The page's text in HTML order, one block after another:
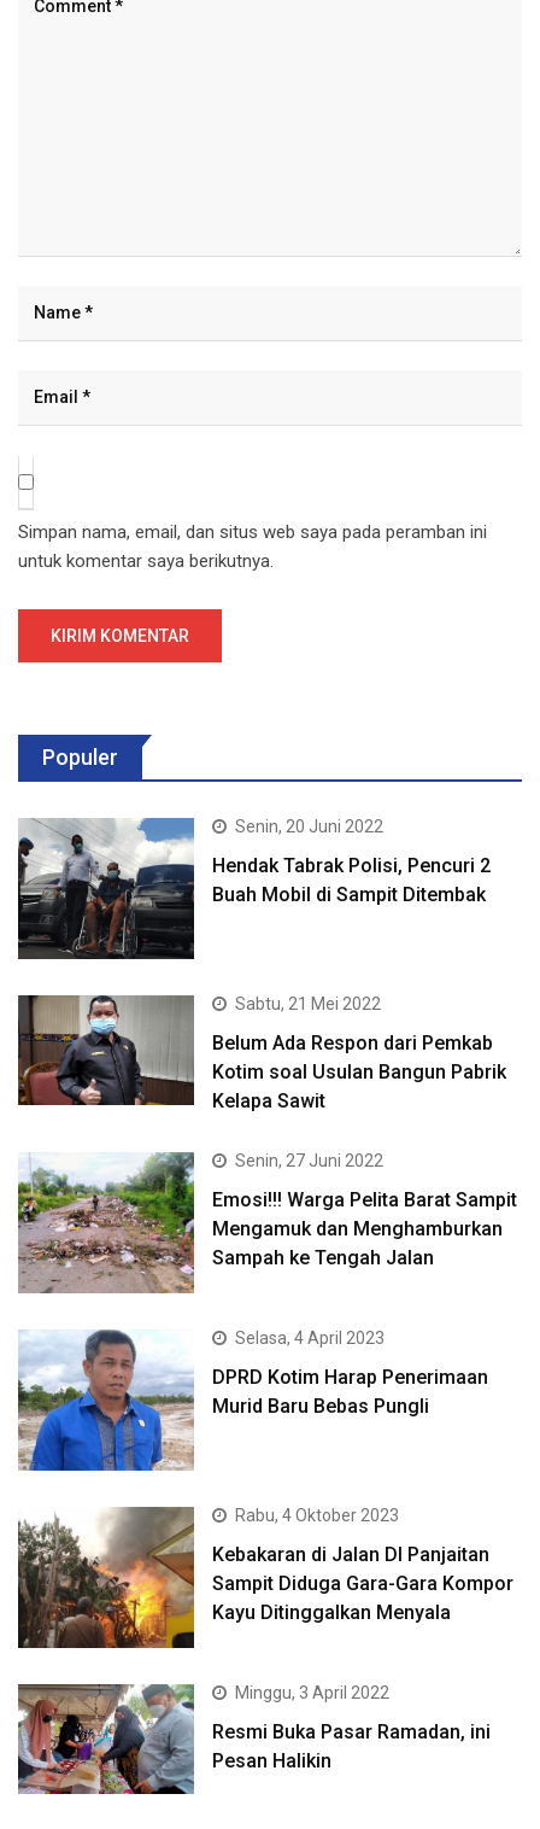
Simpan nama, email, dan situs web saya pada peramban ini
untuk komentar saya berikutnya.
Populer
Senin, 20 Juni 2022
Hendak Tabrak Polisi, Pencuri 2
Buah Mobil di Sampit Ditembak
Sabtu, 21 Mei 2022
Belum Ada Respon dari Pemkab
Kotim soal Usulan Bangun Pabrik
Kelapa Sawit
Senin, 27 Juni 2022
Emosi!!! Warga Pelita Barat Sampit
Mengamuk dan Menghamburkan
Sampah ke Tengah Jalan
Selasa, 4 April 2023
DPRD Kotim Harap Penerimaan
Murid Baru Bebas Pungli
Rabu, 4 Oktober 2023
Kebakaran di Jalan DI Panjaitan
Sampit Diduga Gara-Gara Kompor
Kayu Ditinggalkan Menyala
Minggu, 3 April 2022
Resmi Buka Pasar Ramadan, ini
Pesan Halikin